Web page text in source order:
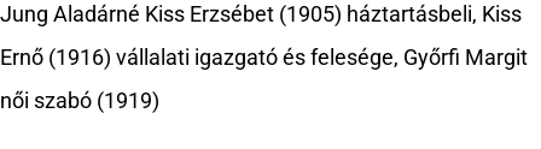
Jung Aladárné Kiss Erzsébet (1905) háztartásbeli, Kiss
Ernő (1916) vállalati igazgató és felesége, Győrfi Margit
női szabó (1919)